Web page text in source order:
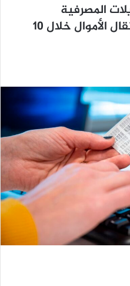
المصرفية
الإلكترونية في أوروبا: انتقال الأموال خلال 10